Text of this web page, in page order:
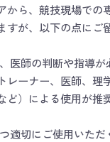
から、競技現場での
すが、以下の点にご
医師の判断や指導が
レーナー、医師、理
ど）による使用が推
適切にご使用いただ
覧いただけます ー
00
ー
ー ＞HEART